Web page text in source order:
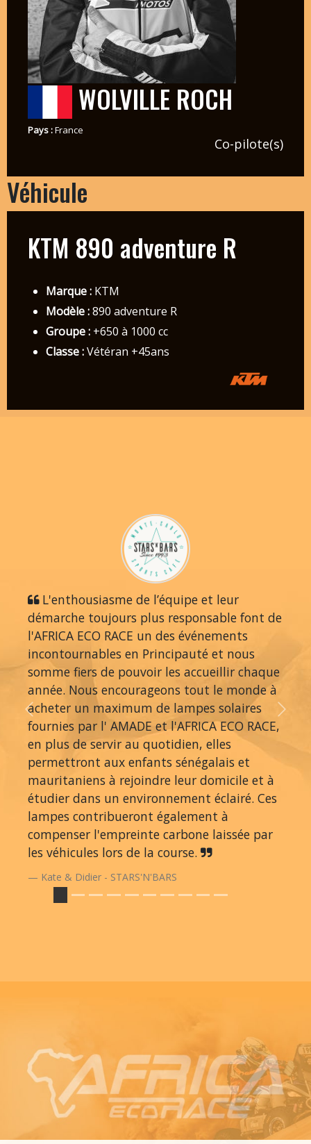
WOLVILLE ROCH
Pays :France
Co-pilote(s)
Véhicule
KTM 890 adventure R
Marque :KTM
Modèle :890 adventure R
Groupe :+650 à 1000 cc
Classe :Vétéran +45ans
L'enthousiasme de l’équipe et leur
démarche toujours plus responsable font de
l'AFRICA ECO RACE un des événements
incontournables en Principauté et nous
somme fiers de pouvoir les accueillir chaque
année. Nous encourageons tout le monde à
acheter un maximum de lampes solaires
fournies par l' AMADE et l'AFRICA ECO RACE,
en plus de servir au quotidien, elles
permettront aux enfants sénégalais et
mauritaniens à rejoindre leur domicile et à
étudier dans un environnement éclairé. Ces
lampes contribueront également à
compenser l'empreinte carbone laissée par
les véhicules lors de la course.
Kate & Didier - STARS'N'BARS
Previous Next